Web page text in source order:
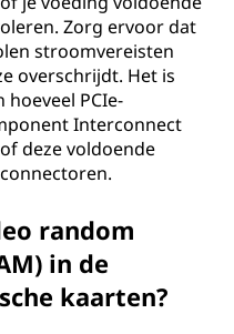
Zorg ervoor dat
stroomvereisten
overschrijdt. Het is
PCIe-
Interconnect
deze voldoende
random
in de
kaarten?